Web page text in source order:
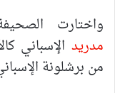
واختارت
مدريد الإسباني
من برشلونة